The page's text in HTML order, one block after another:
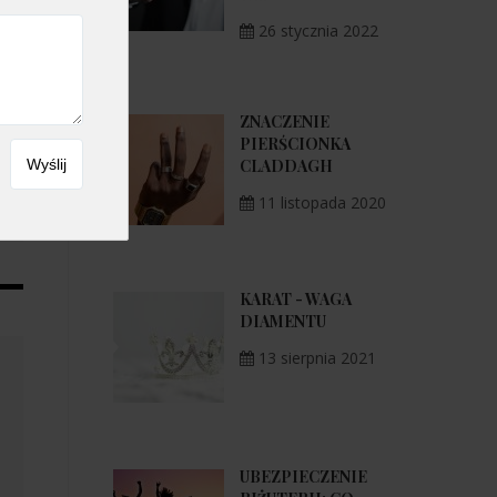
26 stycznia 2022
ZNACZENIE
PIERŚCIONKA
CLADDAGH
11 listopada 2020
KARAT - WAGA
DIAMENTU
13 sierpnia 2021
UBEZPIECZENIE